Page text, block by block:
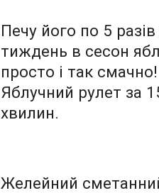
Печу його по 5 разів
тиждень в сесон
просто і так смачно!
Яблучний рулет за
хвилин.
Желейний